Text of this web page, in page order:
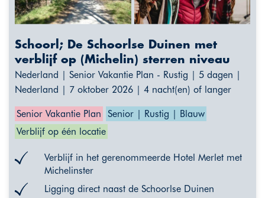
Schoorl; De Schoorlse Duinen met
verblijf op (Michelin) sterren niveau
Nederland | Senior Vakantie Plan - Rustig | 5 dagen |
Nederland | 7 oktober 2026 | 4 nacht(en) of langer
Senior Vakantie Plan
Senior | Rustig | Blauw
Verblijf op één locatie
Verblijf in het gerenommeerde Hotel Merlet met
Michelinster
Ligging direct naast de Schoorlse Duinen